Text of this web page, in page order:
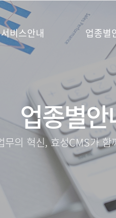
서비스안내 업종별
업종별안
무의 혁신, 효성CMS가 함